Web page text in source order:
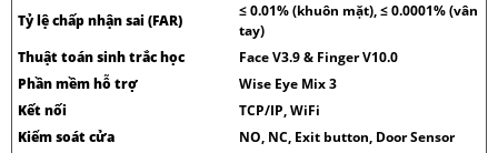
Tỷ lệ chấp nhận sai (FAR)
≤ 0.01% (khuôn mặt), ≤ 0.0001% (vân
tay)
Thuật toán sinh trắc học
Face V3.9 & Finger V10.0
Phần mềm hỗ trợ
Wise Eye Mix 3
Kết nối
TCP/IP, WiFi
Kiểm soát cửa
NO, NC, Exit button, Door Sensor